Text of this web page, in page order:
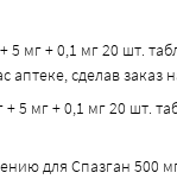
индуцированного
но имеющиеся
природу.
5 мг + 0,1 мг 20 шт.
аптеке, сделав заказ
5 мг + 0,1 мг 20 шт.
для Спазган 500